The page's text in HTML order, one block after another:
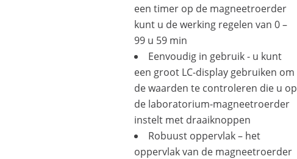
een timer op de magneetroerder
kunt u de werking regelen van 0 –
99 u 59 min
Eenvoudig in gebruik - u kunt
een groot LC-display gebruiken om
de waarden te controleren die u op
de laboratorium-magneetroerder
instelt met draaiknoppen
Robuust oppervlak – het
oppervlak van de magneetroerder